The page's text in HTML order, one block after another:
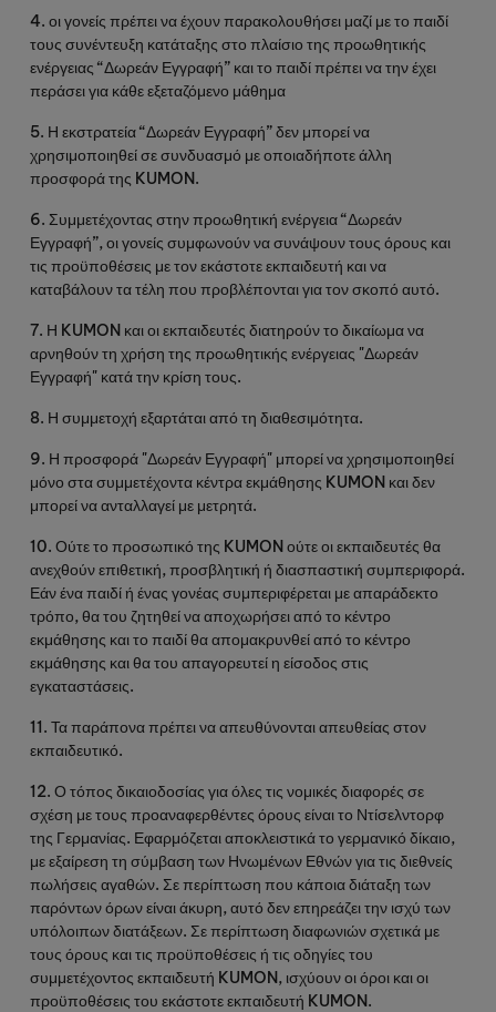
4. οιγονείς πρέπειναέχουνπαρακολουθήσει μαζί μετο παιδί
τους συνέντευξη κατάταξης στο πλαίσιο της προωθητικής
ενέργειας “Δωρεάν Εγγραφή” καιτο παιδίπρέπεινατηνέχει
περάσειγια κάθεεξεταζόμενο μάθημα
5. Η εκστρατεία“Δωρεάν Εγγραφή”δεν μπορείνα
χρησιμοποιηθείσεσυνδυασμό μεοποιαδήποτεάλλη
προσφοράτης KUMON.
6. Συμμετέχοντας στηνπροωθητική ενέργεια“Δωρεάν
Εγγραφή”,οιγονείς συμφωνούννασυνάψουντους όρους και
τις προϋποθέσεις μετονεκάστοτεεκπαιδευτή καινα
καταβάλουντατέλη που προβλέπονταιγιατονσκοπό αυτό.
7. Η KUMON καιοιεκπαιδευτές διατηρούντο δικαίωμανα
αρνηθούντη χρήση της προωθητικής ενέργειας "Δωρεάν
Εγγραφή" κατάτην κρίση τους.
8. Η συμμετοχή εξαρτάταιαπό τη διαθεσιμότητα.
9. Η προσφορά "Δωρεάν Εγγραφή" μπορείναχρησιμοποιηθεί
μόνο στασυμμετέχοντα κέντραεκμάθησης KUMON καιδεν
μπορείναανταλλαγεί με μετρητά.
10. Ούτετο προσωπικό της KUMONούτεοιεκπαιδευτές θα
ανεχθούνεπιθετική,προσβλητική ή διασπαστική συμπεριφορά.
Εάνέναπαιδί ή ένας γονέας συμπεριφέρεται μεαπαράδεκτο
τρόπο,θατου ζητηθείνααποχωρήσειαπό το κέντρο
εκμάθησης καιτο παιδίθααπομακρυνθείαπό το κέντρο
εκμάθησης καιθατου απαγορευτεί η είσοδος στις
εγκαταστάσεις.
11. Ταπαράποναπρέπεινααπευθύνονταιαπευθείας στον
εκπαιδευτικό.
12. Ο τόπος δικαιοδοσίας γιαόλες τις νομικές διαφορές σε
σχέση μετους προαναφερθέντες όρους είναιτο Ντίσελντορφ
της Γερμανίας. Εφαρμόζεταιαποκλειστικάτο γερμανικό δίκαιο,
μεεξαίρεση τη σύμβαση των Ηνωμένων Εθνώνγιατις διεθνείς
πωλήσεις αγαθών. Σεπερίπτωση που κάποιαδιάταξη των
παρόντωνόρωνείναιάκυρη,αυτό δενεπηρεάζειτην ισχύ των
υπόλοιπωνδιατάξεων. Σεπερίπτωση διαφωνιώνσχετικά με
τους όρους καιτις προϋποθέσεις ή τις οδηγίες του
συμμετέχοντος εκπαιδευτή KUMON, ισχύουνοιόροι καιοι
προϋποθέσεις του εκάστοτεεκπαιδευτή KUMON.